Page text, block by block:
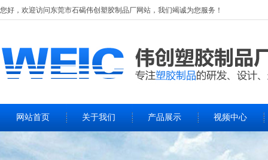
您好，欢迎访问 东莞市石碣伟创塑胶制品厂网站，我们竭诚为您服务！
网站首页 关于我们 产品展示 视频中心